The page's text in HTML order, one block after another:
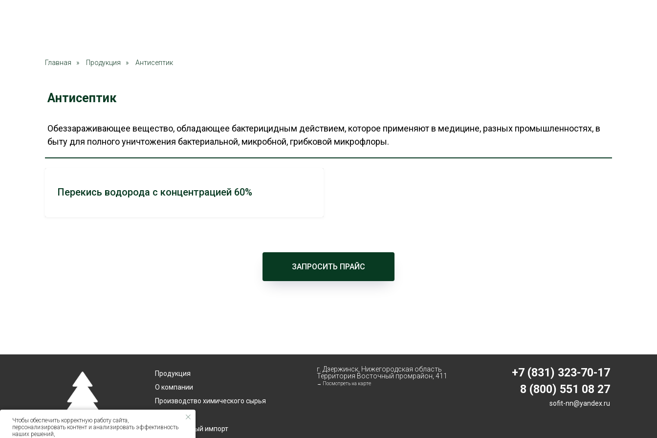
Главная » Продукция » Антисептик
Антисептик
Обеззараживающее вещество, обладающее бактерицидным действием, которое применяют в медицине, разных промышленностях, в
быту для полного уничтожения бактериальной, микробной, грибковой микрофлоры.
Перекись водорода с концентрацией 60%
ЗАПРОСИТЬ ПРАЙС
г. Дзержинск, Нижегородская область
Территория Восточный промрайон, 411
→ Посмотреть на карте
Продукция
О компании
Производство химического сырья
+7 (831) 323-70-17
8 (800) 551 08 27
sofit-nn@yandex.ru
Экспертиза
Параллельный импорт
ООО "НПП Софит" © 2023
Чтобы обеспечить корректную работу сайта,
персонализировать контент и анализировать эффективность
наших решений,